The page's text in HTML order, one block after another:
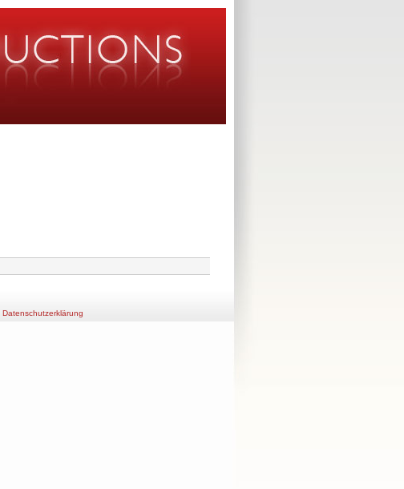
Datenschutzerklärung